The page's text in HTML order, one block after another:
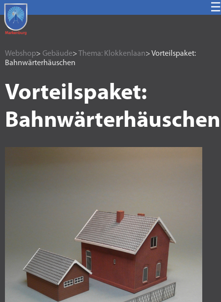
☰
Webshop> Gebäude> Thema: Klokkenlaan> Vorteilspaket:
Bahnwärterhäuschen
Vorteilspaket:
Bahnwärterhäuschen